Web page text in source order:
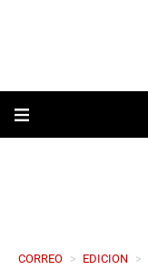
CORREO > EDICION >